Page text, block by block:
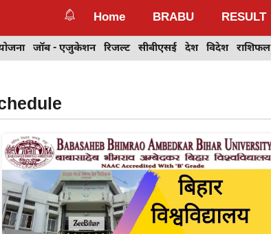
Home BRABU RESULT
जॉब - एजुकेशन रिजल्ट सीबीएसई देश विदेश राशिफल